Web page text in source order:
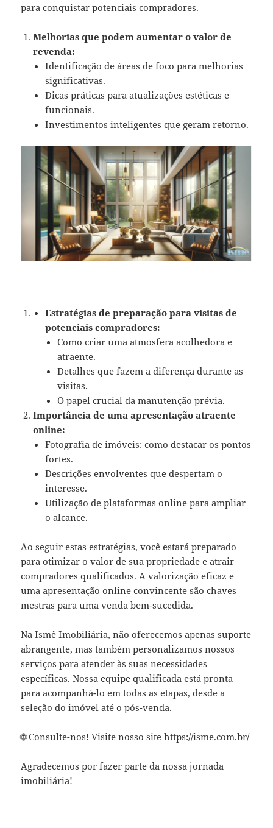
para conquistar potenciais compradores.
Melhorias que podem aumentar o valor de
revenda:
Identificação de áreas de foco para melhorias
significativas.
Dicas práticas para atualizações estéticas e
funcionais.
Investimentos inteligentes que geram retorno.
Estratégias de preparação para visitas de
potenciais compradores:
Como criar uma atmosfera acolhedora e
atraente.
Detalhes que fazem a diferença durante as
visitas.
O papel crucial da manutenção prévia.
Importância de uma apresentação atraente
online:
Fotografia de imóveis: como destacar os pontos
fortes.
Descrições envolventes que despertam o
interesse.
Utilização de plataformas online para ampliar
o alcance.
Ao seguir estas estratégias, você estará preparado
para otimizar o valor de sua propriedade e atrair
compradores qualificados. A valorização eficaz e
uma apresentação online convincente são chaves
mestras para uma venda bem-sucedida.
Na Ismê Imobiliária, não oferecemos apenas suporte
abrangente, mas também personalizamos nossos
serviços para atender às suas necessidades
específicas. Nossa equipe qualificada está pronta
para acompanhá-lo em todas as etapas, desde a
seleção do imóvel até o pós-venda.
🌐 Consulte-nos! Visite nosso sitehttps://isme.com.br/
Agradecemos por fazer parte da nossa jornada
imobiliária!